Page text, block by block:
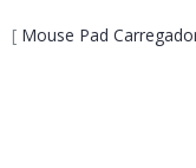
[ Mouse Pad